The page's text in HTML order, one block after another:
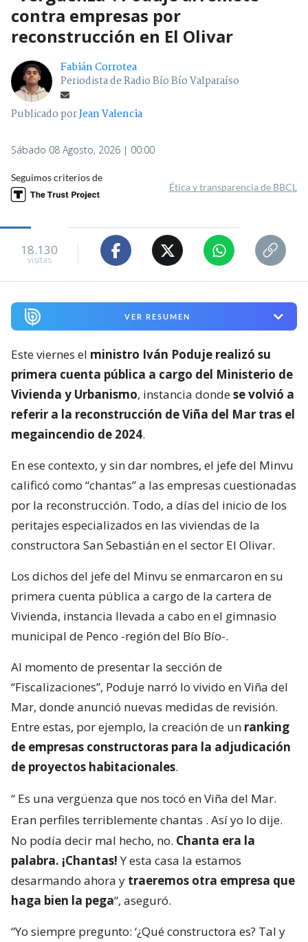
contra empresas por
reconstrucción en El Olivar
Fabián Corrotea
Periodista de Radio Bío Bío Valparaíso
Publicado porJean Valencia
Sábado 08 Agosto, 2026 | 00:00
Seguimos criterios de
Ética y transparencia de BBCL
18.130
visitas
VER RESUMEN
Este viernes el ministro Iván Poduje realizó su
primera cuenta pública a cargo del Ministerio de
Vivienda y Urbanismo, instancia dondese volvió a
referir a la reconstrucción de Viña del Mar tras el
megaincendio de 2024.
En ese contexto, y sin dar nombres, el jefe del Minvu
calificó como “chantas” a las empresas cuestionadas
por la reconstrucción. Todo, a días del inicio de los
peritajes especializados en las viviendas de la
constructora San Sebastián en el sector El Olivar.
Los dichos del jefe del Minvu se enmarcaron en su
primera cuenta pública a cargo de la cartera de
Vivienda, instancia llevada a cabo en el gimnasio
municipal de Penco -región del Bío Bío-.
Al momento de presentar la sección de
“Fiscalizaciones”, Poduje narró lo vivido en Viña del
Mar, donde anunció nuevas medidas de revisión.
Entre estas, por ejemplo, la creación de un ranking
de empresas constructoras para la adjudicación
de proyectos habitacionales.
“ Es una vergüenza que nos tocó en Viña del Mar.
Eran perfiles terriblemente chantas . Así yo lo dije.
No podía decir mal hecho, no. Chanta era la
palabra. ¡Chantas!Y esta casa la estamos
desarmando ahora y traeremos otra empresa que
haga bien la pega“, aseguró.
“Yo siempre pregunto: ‘¿Qué constructora es? Tal y